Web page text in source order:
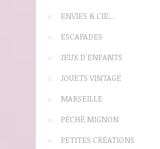
ENVIES & CIE…
ESCAPADES
JEUX D'ENFANTS
JOUETS VINTAGE
MARSEILLE
PÉCHÉ MIGNON
PETITES CRÉATIONS